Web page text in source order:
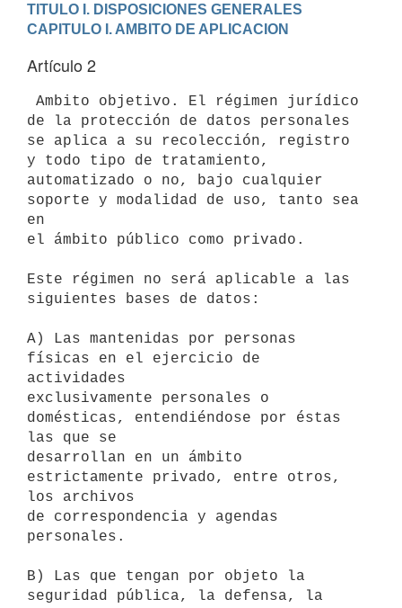
TITULO I. DISPOSICIONES GENERALES
CAPITULO I. AMBITO DE APLICACION
Artículo 2
de la protección de datos personales
se aplica a su recolección, registro
y todo tipo de tratamiento,
automatizado o no, bajo cualquier
soporte y modalidad de uso, tanto sea
en
el ámbito público como privado.
Este régimen no será aplicable a las
siguientes bases de datos:
A) Las mantenidas por personas
físicas en el ejercicio de
actividades
exclusivamente personales o
domésticas, entendiéndose por éstas
las que se
desarrollan en un ámbito
estrictamente privado, entre otros,
los archivos
de correspondencia y agendas
personales.
B) Las que tengan por objeto la
seguridad pública, la defensa, la